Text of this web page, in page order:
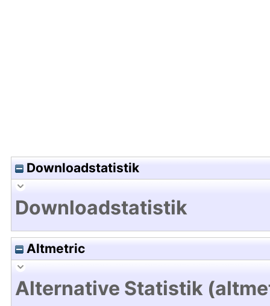
Downloadstatistik
Downloadstatistik
Altmetric
Alternative Statistik